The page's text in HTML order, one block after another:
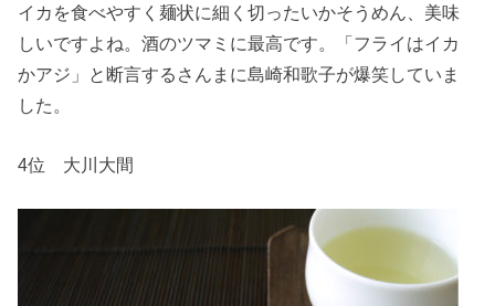
イカを食べやすく麺状に細く切ったいかそうめん、美味
しいですよね。酒のツマミに最高です。「フライはイカ
かアジ」と断言するさんまに島崎和歌子が爆笑していま
した。
4位 大川大間